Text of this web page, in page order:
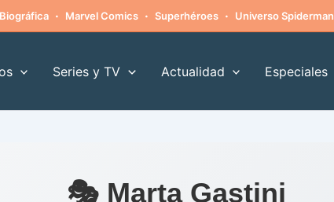
Biográfica · Marvel Comics · Superhéroes · Universo Spiderman
Series y TV Actualidad Especiales
🎭 Marta Gastini